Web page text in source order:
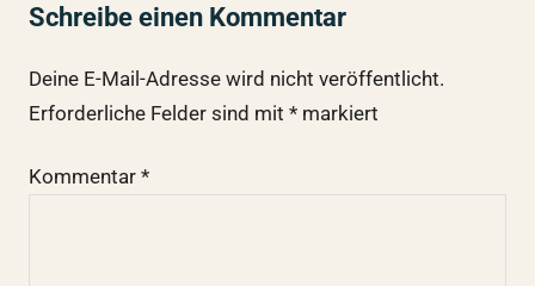
Schreibe einen Kommentar
Deine E-Mail-Adresse wird nicht veröffentlicht.
Erforderliche Felder sind mit *markiert
Kommentar *